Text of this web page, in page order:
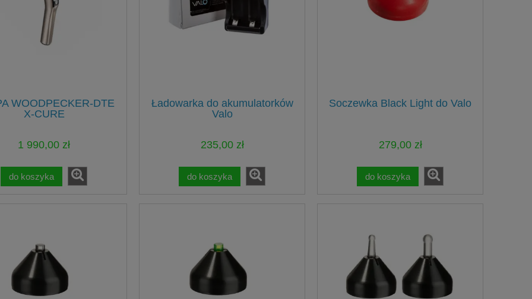
WOODPECKER-DTE
X-CURE
1 990,00 zł
do koszyka
Ładowarka do akumulatorków
Valo
235,00 zł
do koszyka
Soczewka Black Light do Valo
279,00 zł
do koszyka